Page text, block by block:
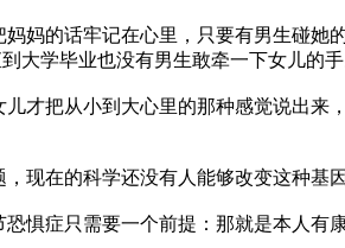
的话牢记在心里，只要有男生碰她
大学毕业也没有男生敢牵一下女儿的手
把从小到大心里的那种感觉说出来
在的科学还没有人能够改变这种基
症只需要一个前提：那就是本人有